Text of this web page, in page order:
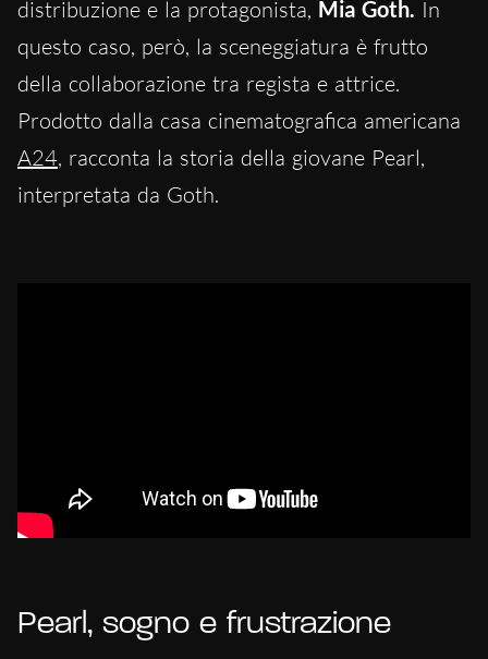
distribuzione e la protagonista, Mia Goth. In
questo caso, però, la sceneggiatura è frutto
della collaborazione tra regista e attrice.
Prodotto dalla casa cinematografica americana
A24, racconta la storia della giovane Pearl,
interpretata da Goth.
Pearl, sogno e frustrazione